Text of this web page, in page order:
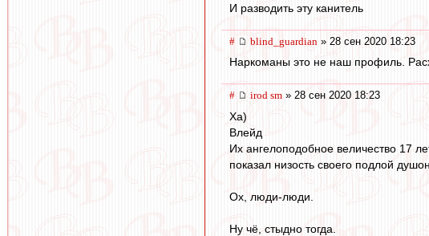
И разводить эту канитель
# blind_guardian » 28 сен 2020 18:23
Наркоманы это не наш профиль.
# irod sm » 28 сен 2020 18:23
Ха)
Влейд
Их ангелоподобное величество 17
показал низость своего подлой
Ох, люди-люди.
Ну чё, стыдно тогда.